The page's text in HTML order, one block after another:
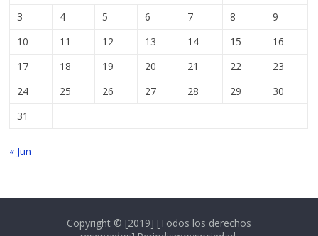
3
4 5 6 7 8
9
10
11 12 13 14 15
16
17
18 19 20 21 22
23
24
25 26 27 28 29
30
31
« Jun
Copyright © [2019] [Todos los derechos